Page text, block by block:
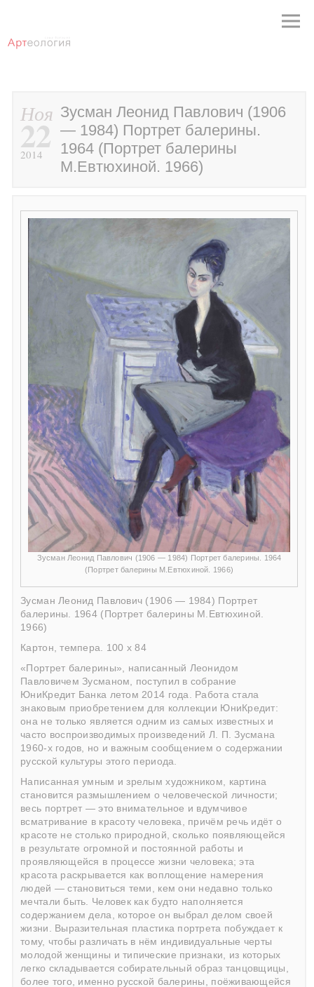
Ноя
22
2014
Зусман Леонид Павлович (1906
— 1984) Портрет балерины.
1964 (Портрет балерины
М.Евтюхиной. 1966)
Зусман Леонид Павлович (1906 — 1984) Портрет балерины. 1964
(Портрет балерины М.Евтюхиной. 1966)
Зусман Леонид Павлович (1906 — 1984) Портрет
балерины. 1964 (Портрет балерины М.Евтюхиной.
1966)
Картон, темпера. 100 х 84
«Портрет балерины», написанный Леонидом
Павловичем Зусманом , поступил в собрание
ЮниКредит Банка летом 2014 года. Работа стала
знаковым приобретением для коллекции ЮниКредит:
она не только является одним из самых известных и
часто воспроизводимых произведений Л. П. Зусмана
1960-х годов, но и важным сообщением о содержании
русской культуры этого периода.
Написанная умным и зрелым художником, картина
становится размышлением о человеческой личности;
весь портрет — это внимательное и вдумчивое
всматривание в красоту человека, причём речь идёт о
красоте не столько природной, сколько появляющейся
в результате огромной и постоянной работы и
проявляющейся в процессе жизни человека; эта
красота раскрывается как воплощение намерения
людей — становиться теми, кем они недавно только
мечтали быть. Человек как будто наполняется
содержанием дела, которое он выбрал делом своей
жизни. Выразительная пластика портрета побуждает к
тому, чтобы различать в нём индивидуальные черты
молодой женщины и типические признаки, из которых
легко складывается собирательный образ танцовщицы,
более того, именно русской балерины, поёживающейся